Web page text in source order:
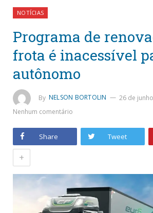
NOTÍCIAS
Programa de
frota é inacessível
autônomo
By NELSON BORTOLIN
26 de
Nenhum comentário
Share Tweet
+